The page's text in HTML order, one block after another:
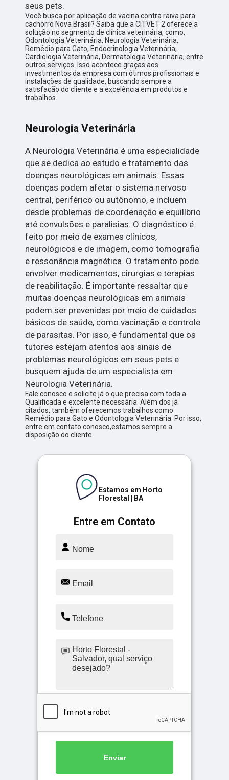
seus pets.
Você busca por aplicação de vacina contra raiva para
cachorro Nova Brasil? Saiba que a CITVET 2 oferece a
solução no segmento de clínica veterinária, como,
Odontologia Veterinária, Neurologia Veterinária,
Remédio para Gato, Endocrinologia Veterinária,
Cardiologia Veterinária, Dermatologia Veterinária, entre
outros serviços. Isso acontece graças aos
investimentos da empresa com ótimos profissionais e
instalações de qualidade, buscando sempre a
satisfação do cliente e a excelência em produtos e
trabalhos.
Neurologia Veterinária
A Neurologia Veterinária é uma especialidade
que se dedica ao estudo e tratamento das
doenças neurológicas em animais. Essas
doenças podem afetar o sistema nervoso
central, periférico ou autônomo, e incluem
desde problemas de coordenação e equilíbrio
até convulsões e paralisias. O diagnóstico é
feito por meio de exames clínicos,
neurológicos e de imagem, como tomografia
e ressonância magnética. O tratamento pode
envolver medicamentos, cirurgias e terapias
de reabilitação. É importante ressaltar que
muitas doenças neurológicas em animais
podem ser prevenidas por meio de cuidados
básicos de saúde, como vacinação e controle
de parasitas. Por isso, é fundamental que os
tutores estejam atentos aos sinais de
problemas neurológicos em seus pets e
busquem ajuda de um especialista em
Neurologia Veterinária.
Fale conosco e solicite já o que precisa com toda a
Qualificada e excelente necessária. Além dos já
citados, também oferecemos trabalhos como
Remédio para Gato e Odontologia Veterinária. Por isso,
entre em contato conosco,estamos sempre a
disposição do cliente.
Entre em Contato
Estamos em Horto
Florestal | BA
Enviar